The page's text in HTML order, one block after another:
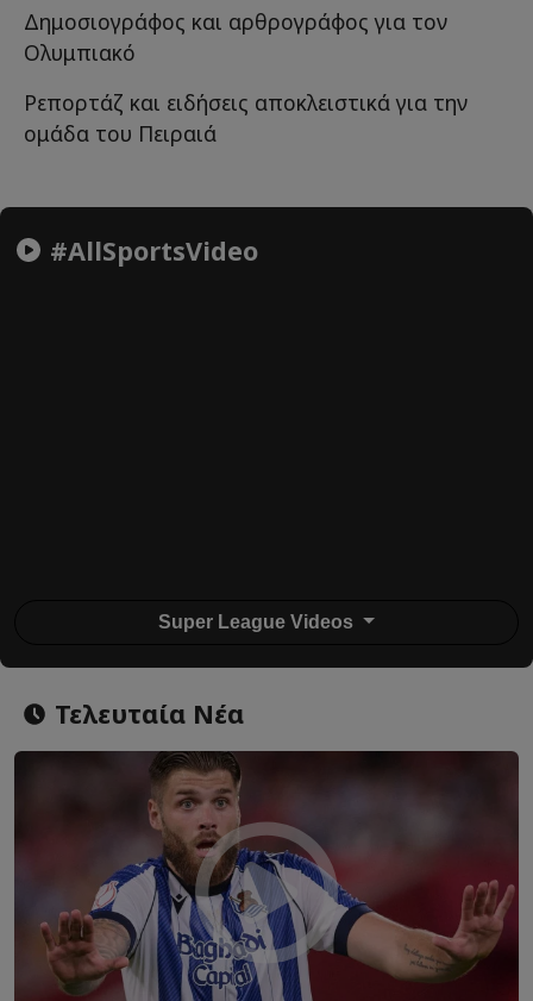
Δημοσιογράφος και αρθρογράφος για τον
Ολυμπιακό
Ρεπορτάζ και ειδήσεις αποκλειστικά για την
ομάδα του Πειραιά
#AllSportsVideo
Super League Videos
Τελευταία Νέα